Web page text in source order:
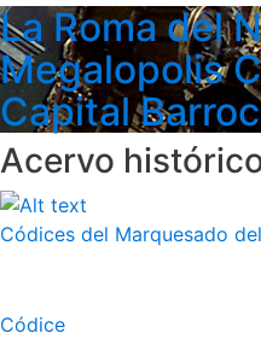
La Roma del
Megalopolis
Capital
Acervo
Códices del Marquesado
Códice